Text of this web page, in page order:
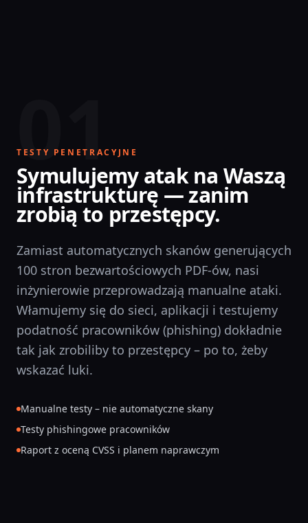
01
TESTY PENETRACYJNE
Symulujemy atak na Waszą
infrastrukturę — zanim
zrobią to przestępcy.
Zamiast automatycznych skanów generujących
100 stron bezwartościowych PDF-ów, nasi
inżynierowie przeprowadzają manualne ataki.
Włamujemy się do sieci, aplikacji i testujemy
podatność pracowników (phishing) dokładnie
tak jak zrobiliby to przestępcy – po to, żeby
wskazać luki.
Manualne testy – nie automatyczne skany
Testy phishingowe pracowników
Raport z oceną CVSS i planem naprawczym